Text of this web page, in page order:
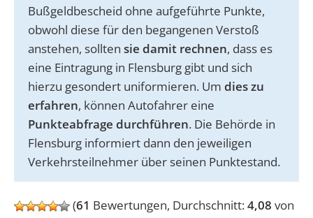
Bußgeldbescheid ohne aufgeführte Punkte,
obwohl diese für den begangenen Verstoß
anstehen, sollten sie damit rechnen, dass es
eine Eintragung in Flensburg gibt und sich
hierzu gesondert uniformieren. Um dies zu
erfahren, können Autofahrer eine
Punkteabfrage durchführen. Die Behörde in
Flensburg informiert dann den jeweiligen
Verkehrsteilnehmer über seinen Punktestand.
(61 Bewertungen, Durchschnitt:4,08 von